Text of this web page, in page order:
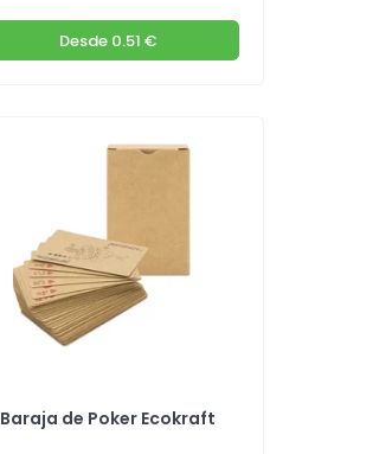
Desde 0.51 €
Baraja de Poker Ecokraft